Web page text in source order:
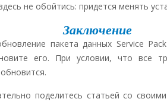
не обойтись: придется менять
Заключение
пакета данных Service
его. При условии, что все
поделитесь статьей со